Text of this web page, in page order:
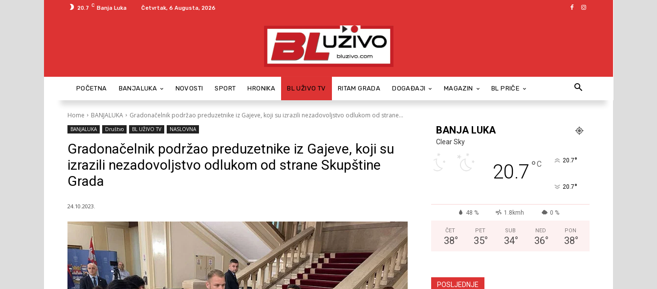
20.7 C Banja Luka Četvrtak, 6 Augusta, 2026
POČETNA BANJALUKA NOVOSTI SPORT HRONIKA BL UŽIVO TV RITAM GRADA DOGAĐAJI MAGAZIN BL PRIČE
Home BANJALUKA Gradonačelnik podržao preduzetnike iz Gajeve, koji su izrazili nezadovoljstvo odlukom od strane...
BANJALUKA Društvo BL UŽIVO TV NASLOVNA
Gradonačelnik podržao preduzetnike iz Gajeve, koji su
izrazili nezadovoljstvo odlukom od strane Skupštine
Grada
24.10.2023.
BANJA LUKA
Clear Sky
20.7 °C 20.7°
20.7°
48 % 1.8kmh 0 %
ČET
38°
PET
35°
SUB
34°
NED
36°
PON
38°
POSLJEDNJE